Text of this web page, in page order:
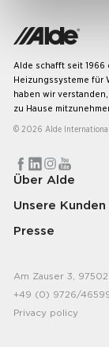
Alde schafft seit
Heizungssysteme für
haben wir
zu Hause
© 2026 Alde
Über Alde
Unsere Kunden
Presse
Privacy policy
Am Zauser 3,
+49 (0) 9726/